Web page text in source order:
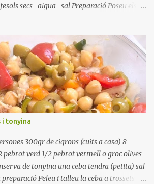
secs -aigua -sal Preparació Poseu els
canvieu l'aigua bullint, per aigua freda,
abaixeu el foc i atureu la ebullició, dues
aigua freda, han de coure a foc baix, quasi
sempre, amb l'olla tapada, entre 1 hora i 1
minuts abans de retirar del foc. Heu de veure
que ja estan cuites. Anotacions Deixeu
olla. El caldo de coure els fesols, es pot
o sopa. Ingredientes judias -agua -sal
judías a r...
i tonyina
300gr de cigrons (cuits a casa) 8
pebrot verd 1/2 pebrot vermell o groc olives
de tonyina una ceba tendra (petita) sal
Peleu i talleu la ceba a trossets i